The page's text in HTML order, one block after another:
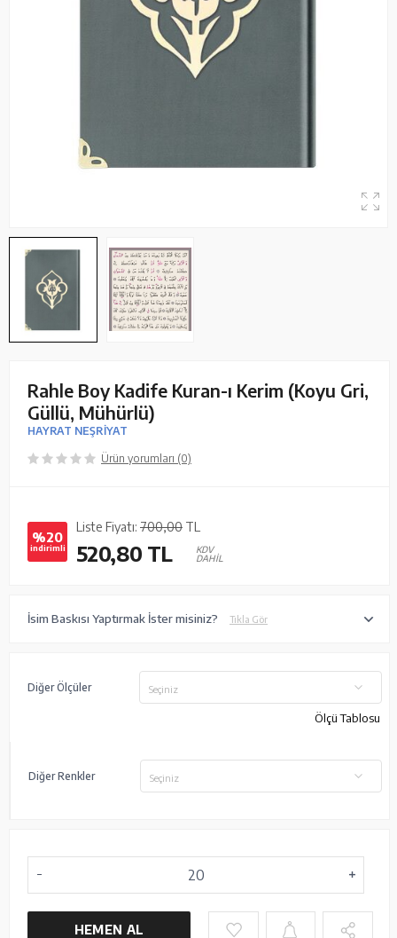
Rahle Boy Kadife Kuran-ı Kerim (Koyu Gri,
Güllü, Mühürlü)
HAYRAT NEŞRİYAT
Ürün yorumları (0)
%20
indirimli
Liste Fiyatı: 700,00 TL
520,80 TL
KDV
DAHİL
İsim Baskısı Yaptırmak İster misiniz? Tıkla Gör
Diğer Ölçüler Seçiniz
Ölçü Tablosu
Diğer Renkler Seçiniz
HEMEN AL